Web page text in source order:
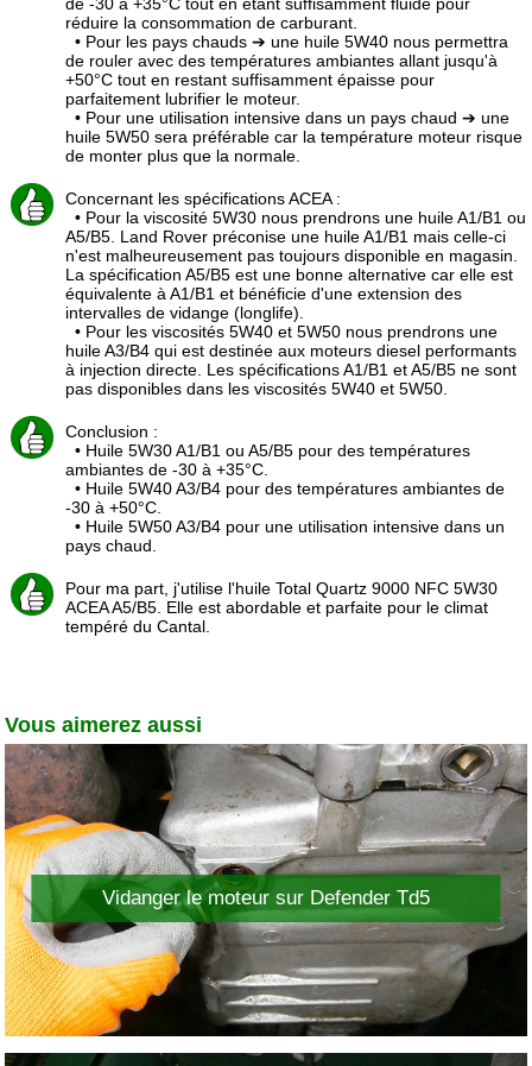
réduire la consommation de carburant.
• Pour les pays chauds ➔ une huile 5W40 nous permettra
de rouler avec des températures ambiantes allant jusqu'à
+50°C tout en restant suffisamment épaisse pour
parfaitement lubrifier le moteur.
• Pour une utilisation intensive dans un pays chaud ➔ une
huile 5W50 sera préférable car la température moteur risque
de monter plus que la normale.
Concernant les spécifications ACEA :
• Pour la viscosité 5W30 nous prendrons une huile A1/B1 ou
A5/B5. Land Rover préconise une huile A1/B1 mais celle-ci
n'est malheureusement pas toujours disponible en magasin.
La spécification A5/B5 est une bonne alternative car elle est
équivalente à A1/B1 et bénéficie d'une extension des
intervalles de vidange (longlife).
• Pour les viscosités 5W40 et 5W50 nous prendrons une
huile A3/B4 qui est destinée aux moteurs diesel performants
à injection directe. Les spécifications A1/B1 et A5/B5 ne sont
pas disponibles dans les viscosités 5W40 et 5W50.
Conclusion :
• Huile 5W30 A1/B1 ou A5/B5 pour des températures
ambiantes de -30 à +35°C.
• Huile 5W40 A3/B4 pour des températures ambiantes de
-30 à +50°C.
• Huile 5W50 A3/B4 pour une utilisation intensive dans un
pays chaud.
Pour ma part, j'utilise l'huile Total Quartz 9000 NFC 5W30
ACEA A5/B5. Elle est abordable et parfaite pour le climat
tempéré du Cantal.
Vous aimerez aussi
Vidanger le moteur sur Defender Td5